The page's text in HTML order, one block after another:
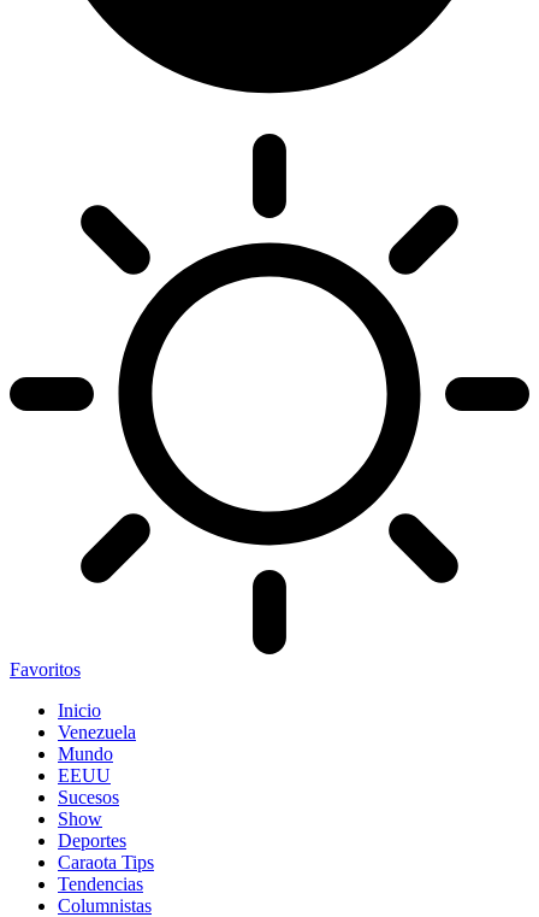
Favoritos
Inicio
Venezuela
Mundo
EEUU
Sucesos
Show
Deportes
Caraota Tips
Tendencias
Columnistas